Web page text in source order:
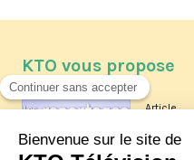
KTO vous propose
Article
Les